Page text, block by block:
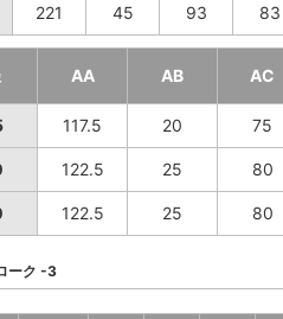
221 45 93 83
AA AB AC
117.5 20 75
122.5 25 80
122.5 25 80
ーク -3